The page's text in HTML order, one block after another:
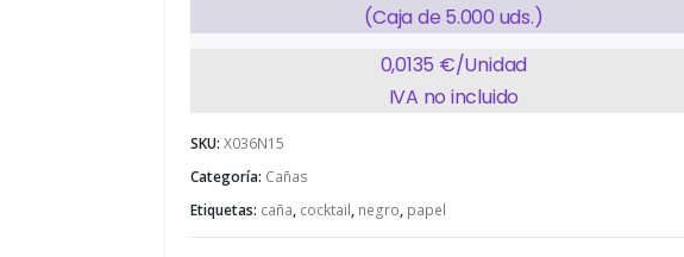
(Caja de 5.000 uds.)
0,0135 €/Unidad
IVA no incluido
SKU: X036N15
Categoría: Cañas
Etiquetas: caña, cocktail, negro, papel